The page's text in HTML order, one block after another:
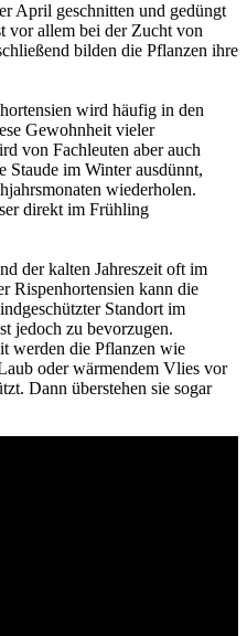
April geschnitten und gedüngt
vor allem bei der Zucht von
bilden die Pflanzen ihre
wird häufig in den
Gewohnheit vieler
von Fachleuten aber auch
Staude im Winter ausdünnt,
wiederholen.
direkt im Frühling
der kalten Jahreszeit oft im
Rispenhortensien kann die
Standort im
jedoch zu bevorzugen.
werden die Pflanzen wie
oder wärmendem Vlies vor
Dann überstehen sie sogar